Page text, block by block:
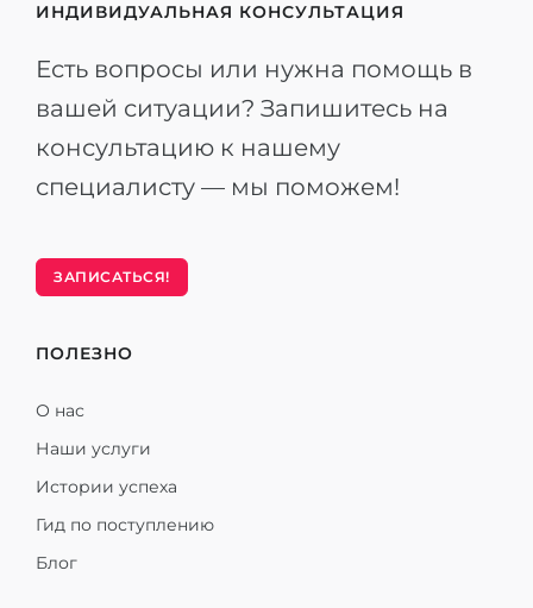
ИНДИВИДУАЛЬНАЯ КОНСУЛЬТАЦИЯ
Есть вопросы или нужна помощь в
вашей ситуации? Запишитесь на
консультацию к нашему
специалисту — мы поможем!
ЗАПИСАТЬСЯ!
ПОЛЕЗНО
О нас
Наши услуги
Истории успеха
Гид по поступлению
Блог